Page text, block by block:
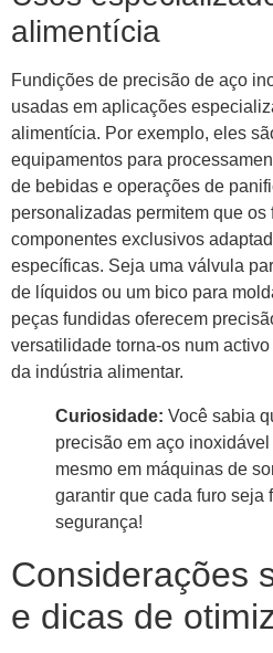
alimentícia
Fundições de precisão de aço
usadas em aplicações
alimentícia. Por exemplo, eles
equipamentos para
de bebidas e operações de
personalizadas permitem que os
componentes exclusivos
específicas. Seja uma válvula
de líquidos ou um bico para
peças fundidas oferecem
versatilidade torna-os num
da indústria alimentar.
Curiosidade: Você sabia
precisão em aço
mesmo em máquinas de
garantir que cada furo seja
segurança!
Considerações
e dicas de